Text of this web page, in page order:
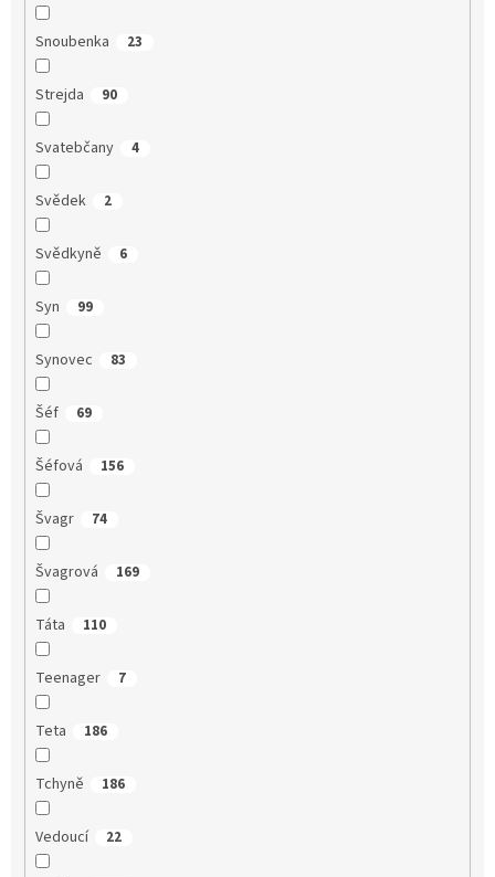
Snoubenka 23
Strejda 90
Svatebčany 4
Svědek 2
Svědkyně 6
Syn 99
Synovec 83
Šéf 69
Šéfová 156
Švagr 74
Švagrová 169
Táta 110
Teenager 7
Teta 186
Tchyně 186
Vedoucí 22